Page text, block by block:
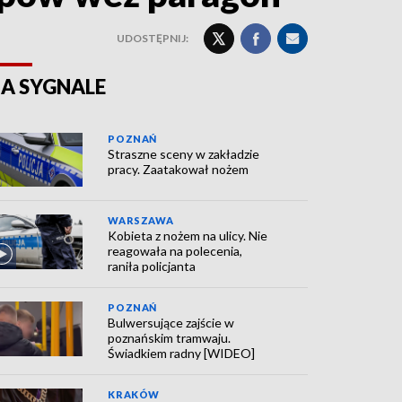
UDOSTĘPNIJ:
SYGNALE
POZNAŃ
Straszne sceny w zakładzie
pracy. Zaatakował nożem
WARSZAWA
Kobieta z nożem na ulicy. Nie
reagowała na polecenia,
raniła policjanta
POZNAŃ
Bulwersujące zajście w
poznańskim tramwaju.
Świadkiem radny [WIDEO]
KRAKÓW